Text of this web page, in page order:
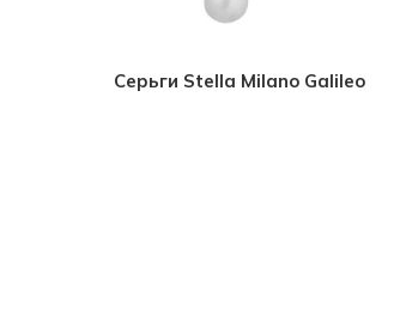
Серьги Stella Milano Galileo